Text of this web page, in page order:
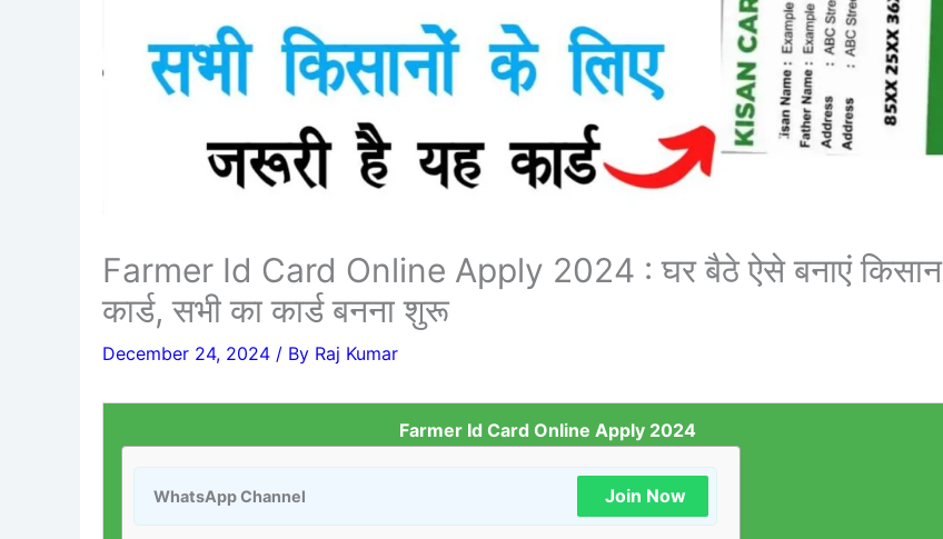
Farmer Id Card Online Apply 2024 : घर बैठे ऐसे बनाएं किसान
कार्ड, सभी का कार्ड बनना शुरू
December 24, 2024 / By Raj Kumar
Farmer Id Card Online Apply 2024
WhatsApp Channel Join Now